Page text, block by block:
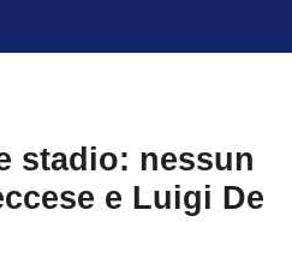
stadio: nessun
e Luigi De